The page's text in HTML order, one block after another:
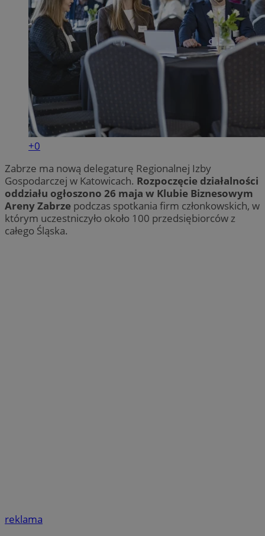
+0
Zabrze ma nową delegaturę Regionalnej Izby
Gospodarczej w Katowicach. Rozpoczęcie działalności
oddziału ogłoszono 26 maja w Klubie Biznesowym
Areny Zabrze podczas spotkania firm członkowskich, w
którym uczestniczyło około 100 przedsiębiorców z
całego Śląska.
reklama